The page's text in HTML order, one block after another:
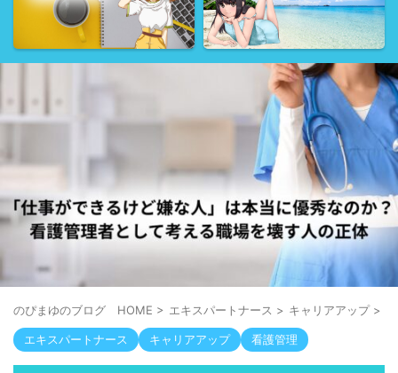
のぴまゆのブログ HOME > エキスパートナース > キャリアアップ >
エキスパートナース キャリアアップ 看護管理